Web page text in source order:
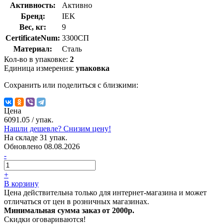
Активность:
Активно
Бренд:
IEK
Вес, кг:
9
CertificateNum: 3300СП
Материал:
Сталь
Кол-во в упаковке: 2
Единица измерения: упаковка
Сохранить или поделиться с близкими:
Цена
6091.05 / упак.
Нашли дешевле? Снизим цену!
На складе 31 упак.
Обновлено 08.08.2026
-
+
В корзину
Цена действительна только для интернет-магазина и может
отличаться от цен в розничных магазинах.
Минимальная сумма заказ от 2000р.
Скидки оговариваются!